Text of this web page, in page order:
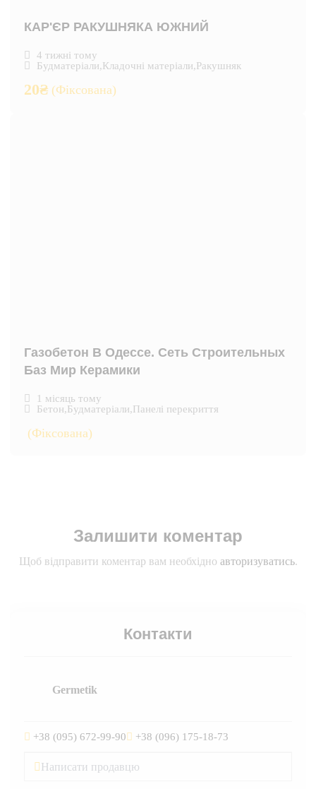
КАР'ЄР РАКУШНЯКА ЮЖНИЙ
4 тижні тому
Будматеріали,Кладочні матеріали,Ракушняк
20₴ (Фіксована)
Газобетон В Одессе. Сеть Строительных
Баз Мир Керамики
1 місяць тому
Бетон,Будматеріали,Панелі перекриття
(Фіксована)
Залишити коментар
Щоб відправити коментар вам необхідно авторизуватись.
Контакти
Germetik
+38 (095) 672-99-90 +38 (096) 175-18-73
Написати продавцю